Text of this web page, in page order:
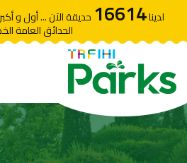
لدينا16614 حديقة الآن ... أول و
الحدائق العامة